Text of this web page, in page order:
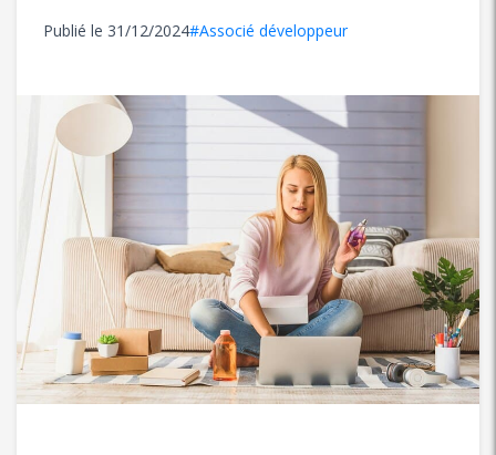
Publié le 31/12/2024#Associé développeur